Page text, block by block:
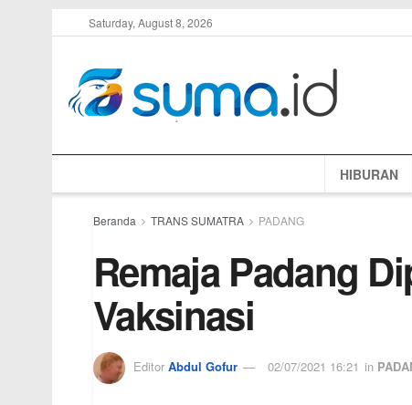
Saturday, August 8, 2026
HIBURAN
Beranda TRANS SUMATRA PADANG
Remaja Padang
Vaksinasi
Editor Abdul Gofur 02/07/2021 16:21 in